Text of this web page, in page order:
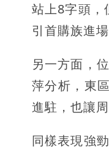
站上8字頭，
引首購族進
另一方面，
萍分析，東
進駐，也讓
同樣表現強